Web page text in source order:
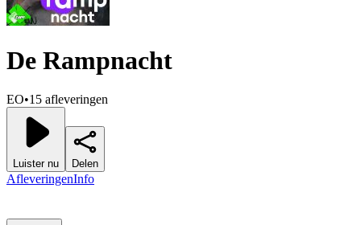
De Rampnacht
EO•15 afleveringen
Luister nu Delen
AfleveringenInfo